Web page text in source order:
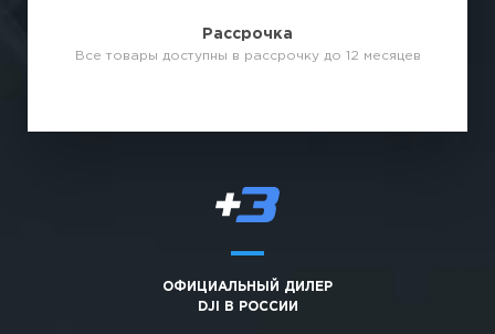
Рассрочка
Все товары доступны в рассрочку до 12 месяцев
ОФИЦИАЛЬНЫЙ ДИЛЕР
DJI В РОССИИ